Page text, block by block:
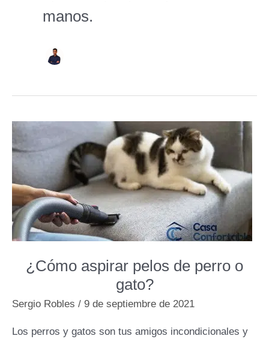
manos.
¿Cómo aspirar pelos de perro o
gato?
Sergio Robles / 9 de septiembre de 2021
Los perros y gatos son tus amigos incondicionales y